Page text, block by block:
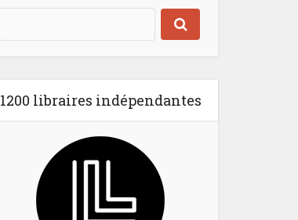
1200 libraires indépendantes